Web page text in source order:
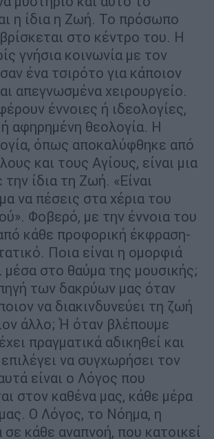
η ίδια η Ζωή. Το πρόσωπο
στο κέντρο του. Η
γνήσια κοινωνία με τον
ένα τσιρότο για κάποιον
απεγνωσμένα χειρουργείο.
έννοιες ή ιδεολογίες,
αφηρημένη θεολογία. Η
όπως αποκαλύφθηκε από
και τους Αγίους, είναι μια
ίδια τη Ζωή. «Είναι
να πέσεις στα χέρια του
Φοβερό, με την έννοια του
κάθε προφορική έκφραση-
Ποια είναι η ομορφιά
μέσα στο θαύμα της μουσικής;
των δακρύων μας όταν
να διακινδυνεύει τη ζωή
άλλο; Ή όταν βλέπουμε
πραγματικά αδικηθεί και
να συγχωρήσει τον
είναι ο Λόγος που
στον καθένα μας, κάθε μέρα
Ο Λόγος, το Νόημα, η
σε κάθε αναπνοή, που κατοικεί